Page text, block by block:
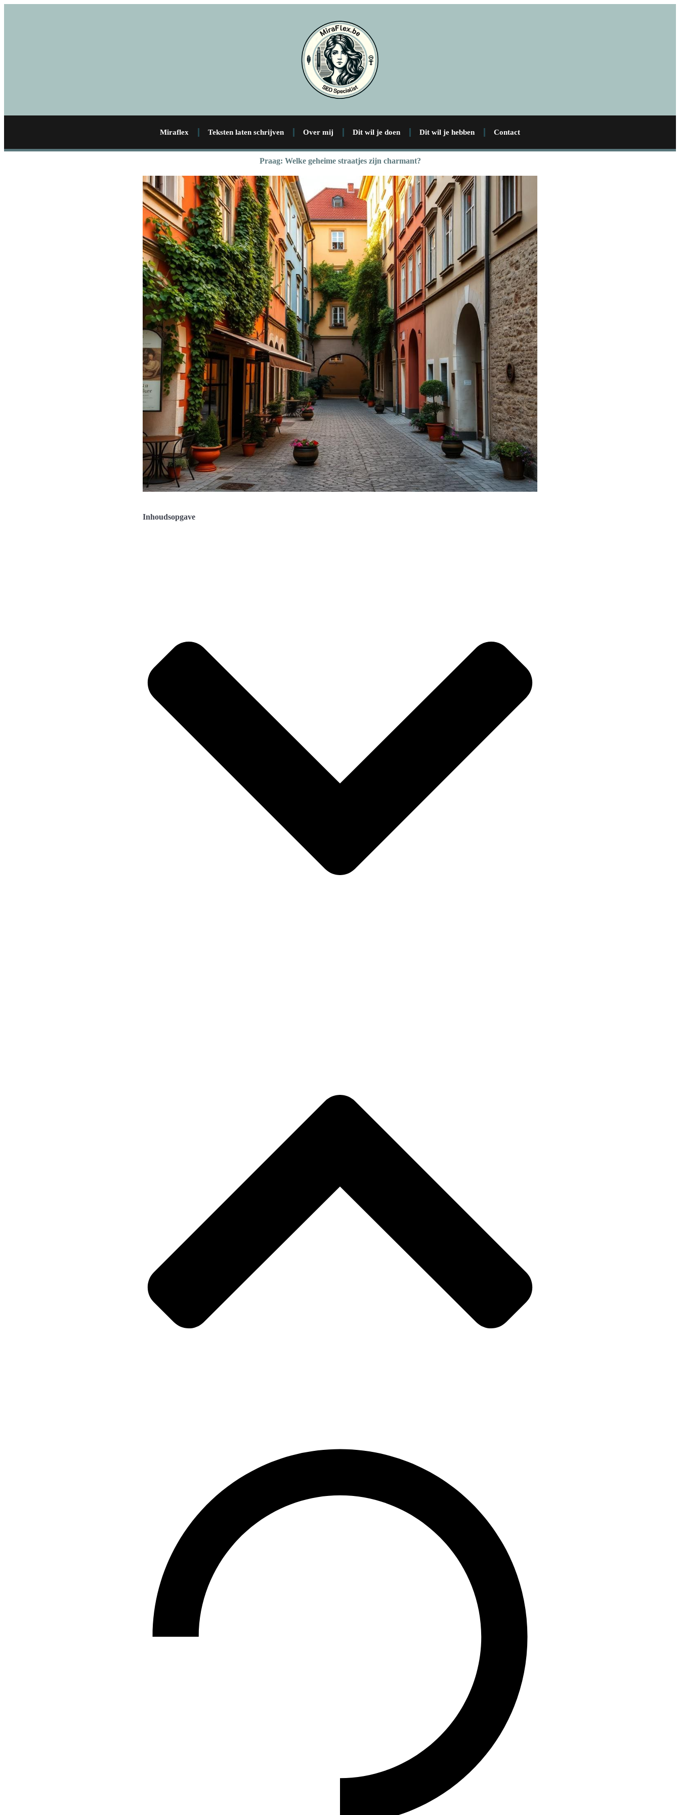
Miraflex Teksten laten schrijven Over mij Dit wil je doen Dit wil je hebben Contact
Praag: Welke geheime straatjes zijn charmant?
Inhoudsopgave